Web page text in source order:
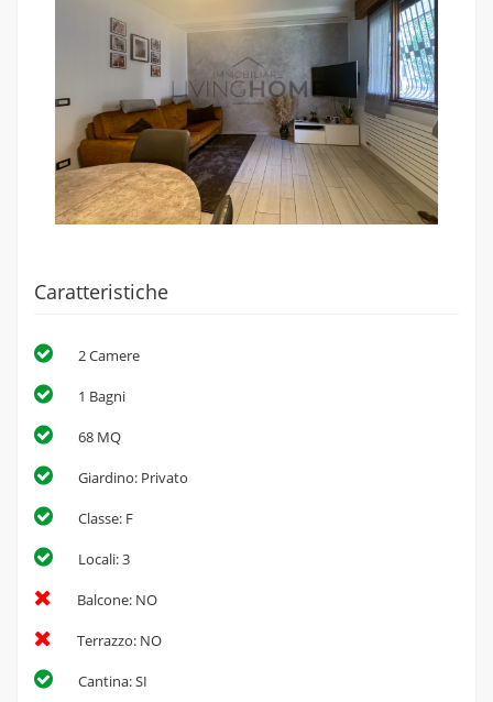
Caratteristiche
2 Camere
1 Bagni
68 MQ
Giardino: Privato
Classe: F
Locali: 3
Balcone: NO
Terrazzo: NO
Cantina: SI